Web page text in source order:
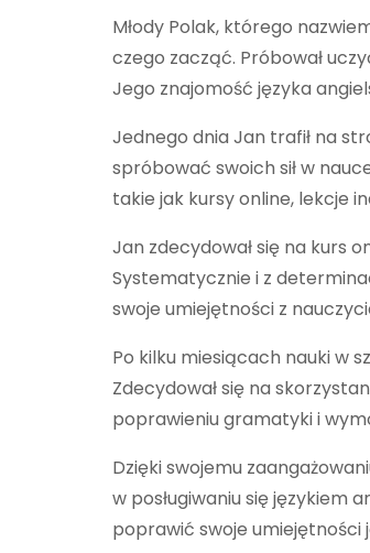
Młody Polak, którego
czego zacząć. Próbował
Jego znajomość języka
Jednego dnia Jan trafił na
spróbować swoich sił w
takie jak kursy online, lekcje
Jan zdecydował się na kurs
Systematycznie i z
swoje umiejętności z
Po kilku miesiącach nauki w
Zdecydował się na
poprawieniu gramatyki i
Dzięki swojemu
w posługiwaniu się językiem
poprawić swoje umiejętności